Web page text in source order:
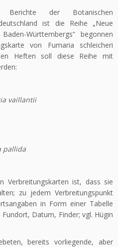
der Botanischen
ist die Reihe „Neue
Württembergs“ begonnen
von Fumaria schleicheri
Heften soll diese Reihe mit
vaillantii
pallida
Verbreitungskarten ist, dass sie
zu jedem Verbreitungspunkt
in Form einer Tabelle
Datum, Finder; vgl. Hügin
bereits vorliegende, aber